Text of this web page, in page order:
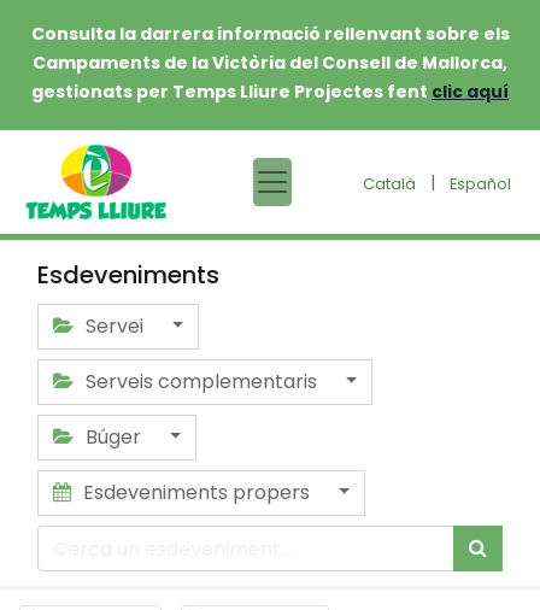
Consulta la darrera informació rellenvant sobre els
Campaments de la Victòria del Consell de Mallorca,
gestionats per Temps Lliure Projectes fent clic aquí
Català | Español
Esdeveniments
Servei
Serveis complementaris
Búger
Esdeveniments propers